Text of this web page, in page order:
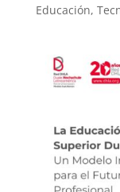
Educación,